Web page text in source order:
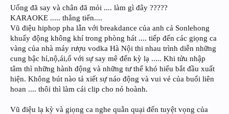
Uống đã say và chân đã mỏi .... làm gì đây ?????
KARAOKE ..... thẳng tiến....
Vũ điệu hiphop pha lẫn với breakdance của anh cả Sonlehong
khuấy động không khí trong phòng hát .... tiếp đến các giọng ca
vàng của nhà máy rượu vodka Hà Nội thi nhau trình diễn những
cung bậc hỉ,nộ,ái,ố với sự say mê đến kỳ lạ ..... Khi tửu nhập
tâm thì những hành động và những tư thế khó hiểu bắt đầu xuất
hiện. Không bút nào tả xiết sự náo động và vui vẻ của buổi liên
hoan .... thôi thì làm cái clip cho nó hoành.
Vũ điệu lạ kỳ và giọng ca nghe quằn quại đến tuyệt vọng của